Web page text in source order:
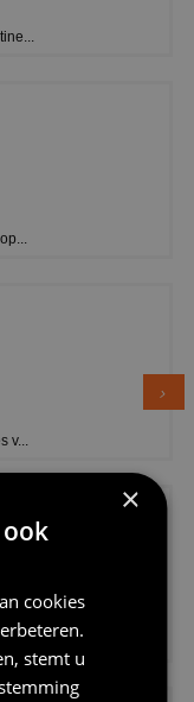
v...
...
×
cookies
stemt u